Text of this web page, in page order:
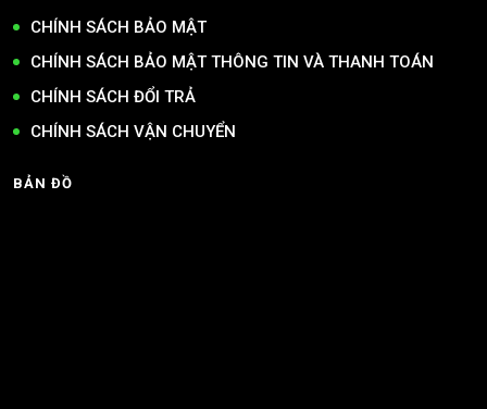
CHÍNH SÁCH BẢO MẬT
CHÍNH SÁCH BẢO MẬT THÔNG TIN VÀ THANH TOÁN
CHÍNH SÁCH ĐỔI TRẢ
CHÍNH SÁCH VẬN CHUYỂN
BẢN ĐỒ